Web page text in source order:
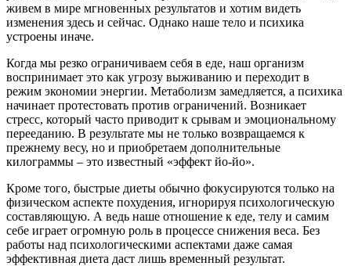
живем в мире мгновенных результатов и хотим видеть
изменения здесь и сейчас. Однако наше тело и психика
устроены иначе.
Когда мы резко ограничиваем себя в еде, наш организм
воспринимает это как угрозу выживанию и переходит в
режим экономии энергии. Метаболизм замедляется, а психика
начинает протестовать против ограничений. Возникает
стресс, который часто приводит к срывам и эмоциональному
перееданию. В результате мы не только возвращаемся к
прежнему весу, но и приобретаем дополнительные
килограммы – это известный «эффект йо-йо».
Кроме того, быстрые диеты обычно фокусируются только на
физическом аспекте похудения, игнорируя психологическую
составляющую. А ведь наше отношение к еде, телу и самим
себе играет огромную роль в процессе снижения веса. Без
работы над психологическими аспектами даже самая
эффективная диета даст лишь временный результат.